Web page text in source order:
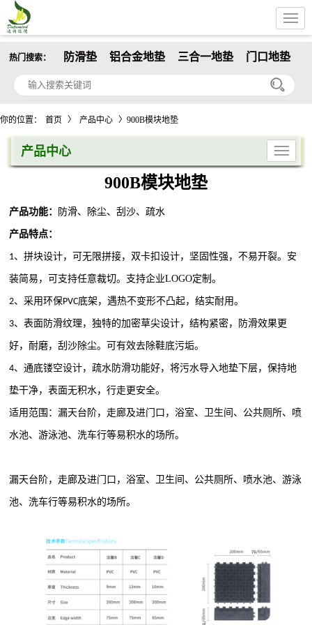
热门搜索： 防滑垫 铝合金地垫 三合一地垫 门口地垫
你的位置： 首页 〉 产品中心 〉900B模块地垫
产品中心
900B模块地垫
产品功能： 防滑、除尘、刮沙、疏水
产品特点：
1、拼块设计，可无限拼接，双卡扣设计，坚固性强，不易开裂。安
装简易，可支持任意裁切。 支持企业LOGO定制。
2、采用环保PVC底架，遇热不变形不凸起，结实耐用。
3、表面防滑纹理，独特的加密草尖设计，结构紧密，防滑效果更
好，耐磨，刮沙除尘。可有效去除鞋底污垢。
4、通底镂空设计，疏水防滑功能好，将污水导入地垫下层，保持地
垫干净，表面无积水，行走更安全。
适用范围：漏天台阶，走廊及进门口，浴室、卫生间、公共厕所、喷
水池、游泳池、洗车行等易积水的场所。
漏天台阶，走廊及进门口，浴室、卫生间、公共厕所、喷水池、游泳
池、洗车行等易积水的场所。